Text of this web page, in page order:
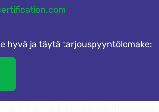
hyvä ja täytä tarjouspyyntölomake: